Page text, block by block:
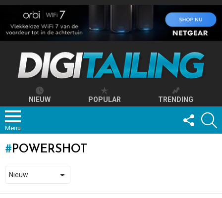
NIEUW POPULAR TRENDING
Menu
FOLLOW
US
POWERSHOT